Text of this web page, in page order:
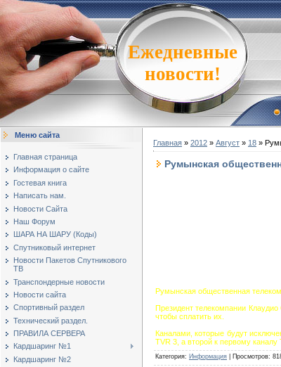
Ежедневные
новости!
Меню сайта
Главная страница
Информация о сайте
Гостевая книга
Написать нам.
Новости Сайта
Наш Форум
ШАРА НА ШАРУ (Коды)
Спутниковый интернет
Новости Пакетов Спутникового
ТВ
Транспондерные новости
Новости сайта
Спортивный раздел
Технический раздел.
ПРАВИЛА СЕРВЕРА
Кардшаринг №1
Кардшаринг №2
Главная » 2012 » Август » 18 »
Румынская
Румынская общественная
Президент телекомпании
чтобы сплатить их.
Каналами, которые будут
TVR 3, а второй к первому каналу
Категория: Информация Просмотров: